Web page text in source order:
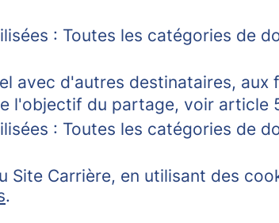
: Toutes les catégories de
avec d'autres destinataires,
l'objectif du partage, voir article
: Toutes les catégories de
Carrière, en utilisant des
.